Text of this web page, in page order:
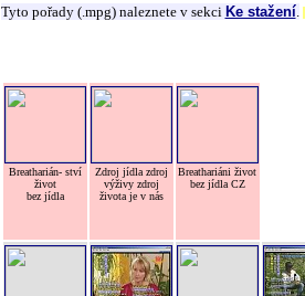
Tyto pořady (.mpg) naleznete v sekci Ke stažení.
Breatharián- ství
život
bez jídla
Zdroj jídla zdroj
výživy zdroj
života je v nás
Breathariáni život
bez jídla CZ